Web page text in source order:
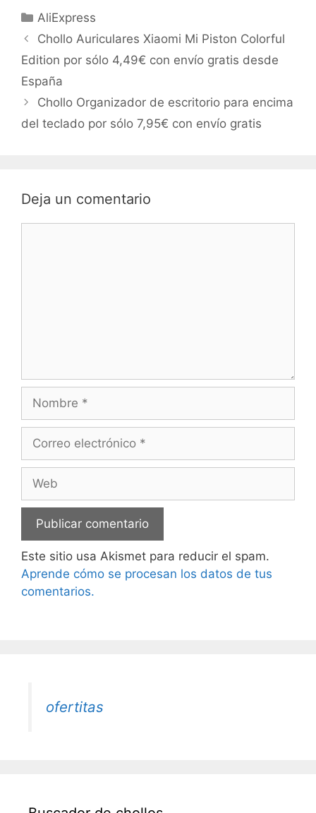
Categorías
AliExpress
Chollo Auriculares Xiaomi Mi Piston Colorful
Edition por sólo 4,49€ con envío gratis desde
España
Chollo Organizador de escritorio para encima
del teclado por sólo 7,95€ con envío gratis
Deja un comentario
Nombre
Correo
Web
Este sitio usa Akismet para reducir el spam.
Aprende cómo se procesan los datos de tus
comentarios.
ofertitas